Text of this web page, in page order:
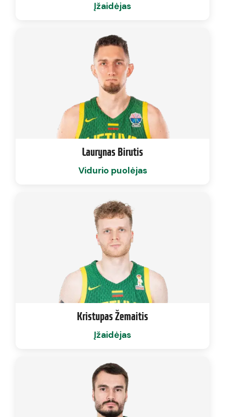
Įžaidėjas
Laurynas Birutis
Vidurio puolėjas
Kristupas Žemaitis
Įžaidėjas